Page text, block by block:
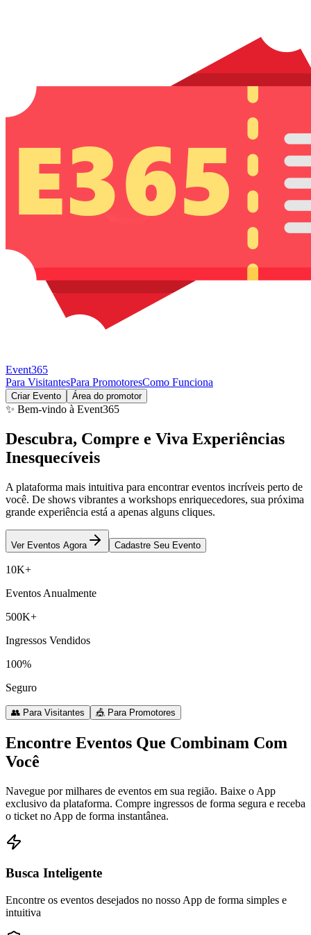
Event365
Para VisitantesPara PromotoresComo Funciona
Criar Evento Área do promotor
✨ Bem-vindo à Event365
Descubra, Compre e Viva Experiências
Inesquecíveis
A plataforma mais intuitiva para encontrar eventos incríveis perto de
você. De shows vibrantes a workshops enriquecedores, sua próxima
grande experiência está a apenas alguns cliques.
Ver Eventos Agora Cadastre Seu Evento
10K+
Eventos Anualmente
500K+
Ingressos Vendidos
100%
Seguro
👥 Para Visitantes 🎪 Para Promotores
Encontre Eventos Que Combinam Com
Você
Navegue por milhares de eventos em sua região. Baixe o App
exclusivo da plataforma. Compre ingressos de forma segura e receba
o ticket no App de forma instantânea.
Busca Inteligente
Encontre os eventos desejados no nosso App de forma simples e
intuitiva